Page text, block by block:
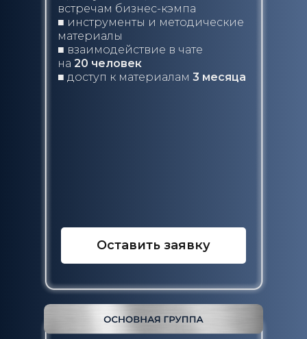
встречам бизнес-кэмпа
■ инструменты и методические
материалы
■ взаимодействие в чате
на 20 человек
■ доступ к материалам 3 месяца
Оставить заявку